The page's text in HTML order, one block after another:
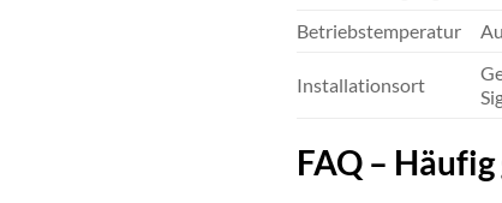
Betriebstemperatur
Installationsort
FAQ –